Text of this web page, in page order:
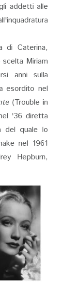
addetti alle
di Caterina,
Miriam
anni sulla
esordito nel
(Trouble in
'36 diretta
quale lo
nel 1961
Hepburn,